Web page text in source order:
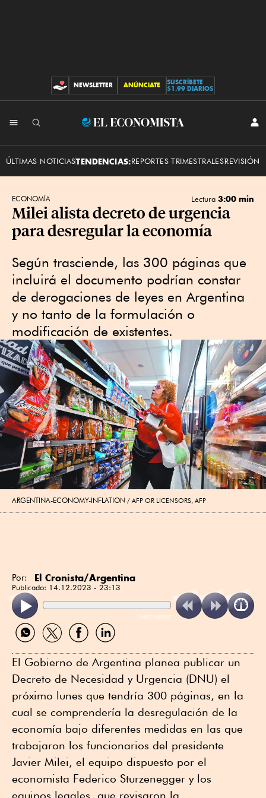
CONTRIBUCIONES
NEWSLETTER ANÚNCIATE
SUSCRÍBETE
$1.99 DIARIOS
El
ÚLTIMAS NOTICIASTENDENCIAS:REPORTES TRIMESTRALESREVISIÓN
ECONOMÍA Lectura 3:00 min
Milei alista decreto de urgencia
para desregular la economía
Según trasciende, las 300 páginas que
incluirá el documento podrían constar
de derogaciones de leyes en Argentina
y no tanto de la formulación o
modificación de existentes.
ARGENTINA-ECONOMY-INFLATION AFP OR LICENSORS, AFP
Por: El Cronista/Argentina
Publicado: 14.12.2023 - 23:13
ReadSpeaker
Compartir
por
Compartir
por
Compartir
por
Compartir
por
El Gobierno de Argentina planea publicar un
Decreto de Necesidad y Urgencia (DNU) el
próximo lunes que tendría 300 páginas, en la
cual se comprendería la desregulación de la
economía bajo diferentes medidas en las que
trabajaron los funcionarios del presidente
Javier Milei, el equipo dispuesto por el
economista Federico Sturzenegger y los
equipos legales, que revisaron la